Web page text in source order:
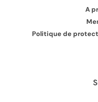
A
Politique de